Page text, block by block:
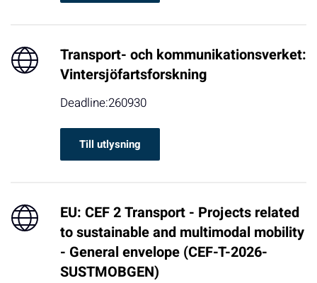
Transport- och kommunikationsverket:
Vintersjöfartsforskning
Deadline:260930
Till utlysning
EU: CEF 2 Transport - Projects related
to sustainable and multimodal mobility
- General envelope (CEF-T-2026-
SUSTMOBGEN)